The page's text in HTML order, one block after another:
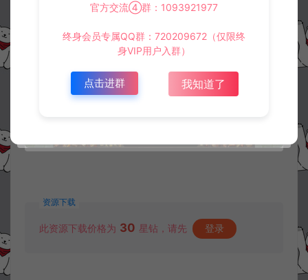
资源下载
此资源下载价格为 30 星钻，请先 登录
官方交流④群：1093921977
终身会员专属QQ群：720209672（仅限终
身VIP用户入群）
点击进群 我知道了